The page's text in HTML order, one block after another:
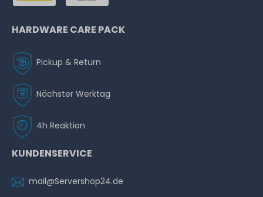
HARDWARE CARE PACK
Pickup & Return
Nächster Werktag
4h Reaktion
KUNDENSERVICE
mail@Servershop24.de